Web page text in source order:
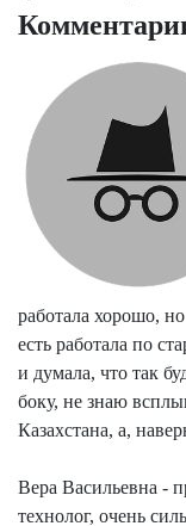
работала хорошо,
есть работала по
и думала, что так
боку, не знаю
Казахстана, а,
Вера Васильевна -
технолог, очень